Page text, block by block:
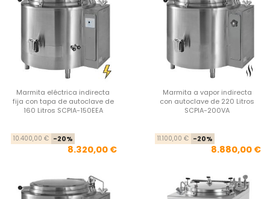
Marmita eléctrica indirecta
fija con tapa de autoclave de
160 Litros SCPIA-150EEA
Precio base
10.400,00 € -20%
8.320,00 €
Marmita a vapor indirecta
con autoclave de 220 Litros
SCPIA-200VA
11.100,00 € -20%
8.880,00 €